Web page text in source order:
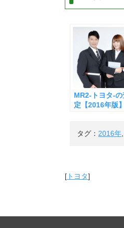
MR2-トヨタ-の
定【2016年版
タグ：2016年
[ トヨタ]